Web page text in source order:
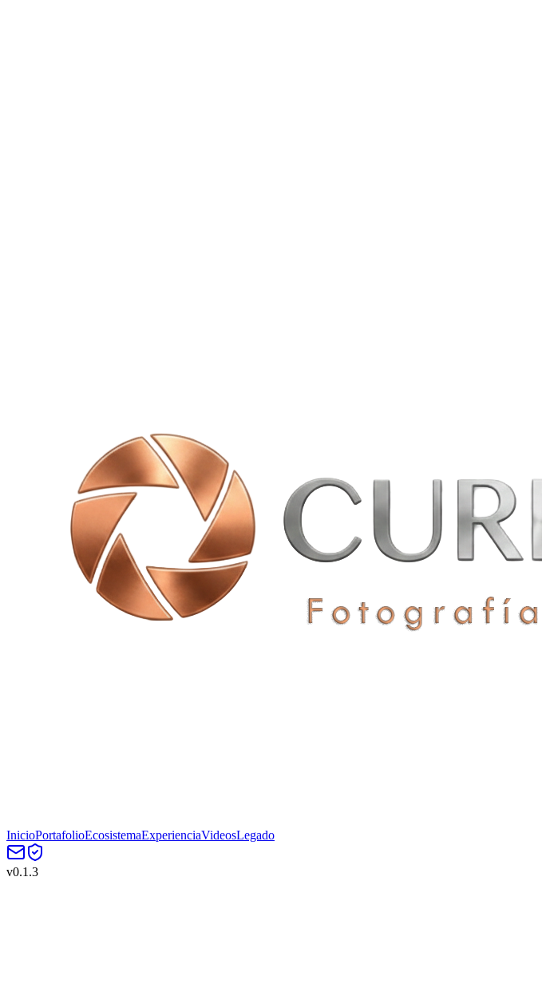
InicioPortafolioEcosistemaExperienciaVideosLegado
v0.1.3